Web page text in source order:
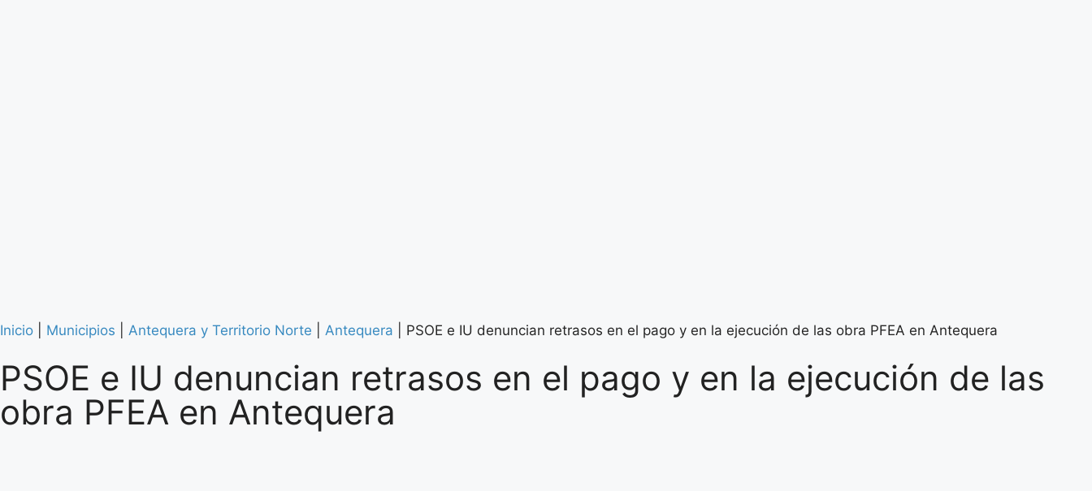
Inicio Municipios Antequera y Territorio Norte Antequera PSOE e IU denuncian retrasos en el pago y en la ejecución de las obra PFEA en Antequera
PSOE e IU denuncian retrasos en el pago y en la ejecución de las
obra PFEA en Antequera